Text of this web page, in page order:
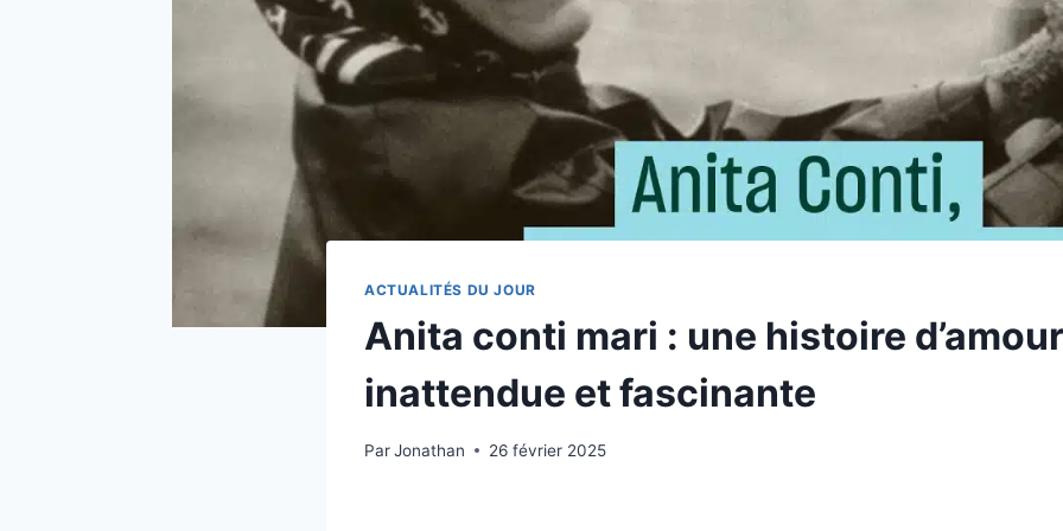
ACTUALITÉS DU JOUR
Anita conti mari : une histoire d’amour
inattendue et fascinante
ParJonathan 26 février 2025